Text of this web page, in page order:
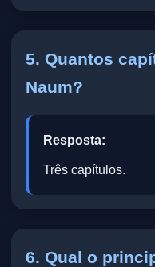
5. Quantos
Naum?
Resposta:
Três capítulos.
6. Qual o